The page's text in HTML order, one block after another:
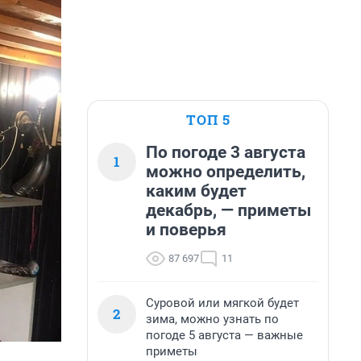
ТОП 5
1
По погоде 3 августа
можно определить,
каким будет
декабрь, — приметы
и поверья
87 697 11
2
Суровой или мягкой будет
зима, можно узнать по
погоде 5 августа — важные
приметы